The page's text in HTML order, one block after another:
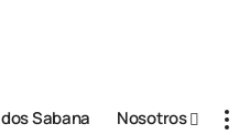
Sabana Nosotros